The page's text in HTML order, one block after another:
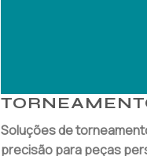
Soluções de
precisão para peças